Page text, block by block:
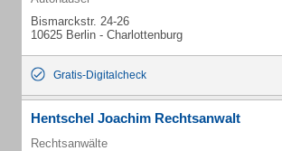
Bismarckstr. 24-26
10625 Berlin - Charlottenburg
Gratis-Digitalcheck
Hentschel Joachim Rechtsanwalt
Rechtsanwälte